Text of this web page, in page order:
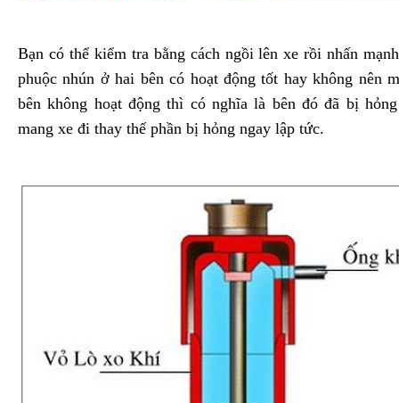
Bạn có thể kiểm tra bằng cách ngồi lên xe rồi nhấn
phuộc nhún ở hai bên có hoạt động tốt hay không nên
bên không hoạt động thì có nghĩa là bên đó đã bị
mang xe đi thay thế phần bị hỏng ngay lập tức.